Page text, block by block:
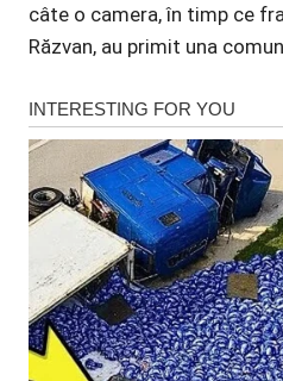
câte o camera, în timp ce
Răzvan, au primit una